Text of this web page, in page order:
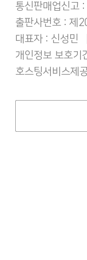
통신판매업신
출판사번호 :
대표자 : 신성민
개인정보 보호기
호스팅서비스제